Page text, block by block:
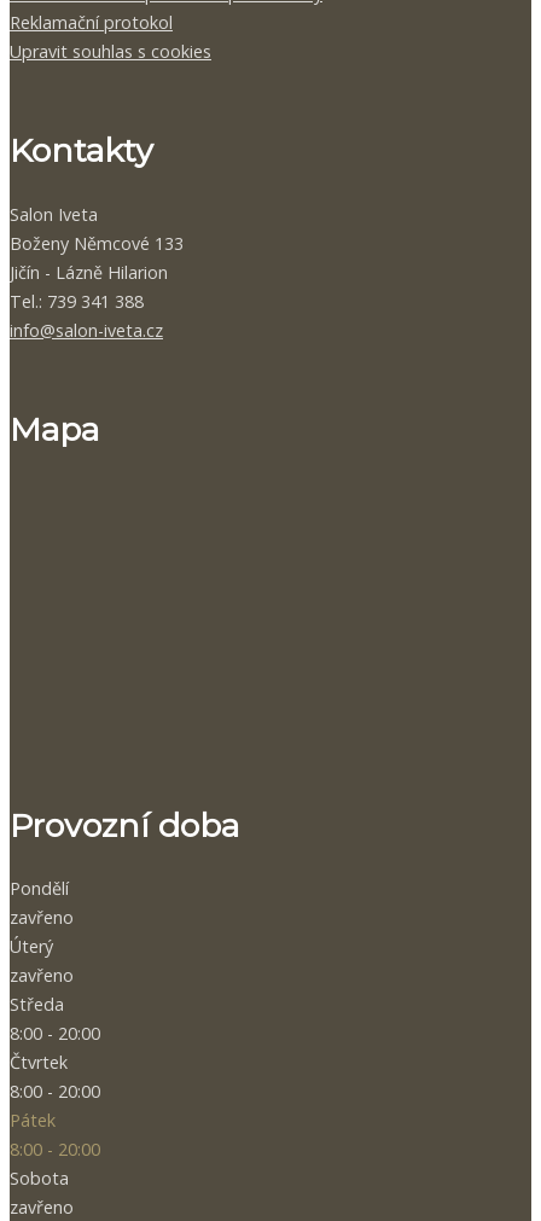
Reklamační protokol
Upravit souhlas s cookies
Kontakty
Salon Iveta
Boženy Němcové 133
Jičín - Lázně Hilarion
Tel.: 739 341 388
info@salon-iveta.cz
Mapa
Provozní doba
Pondělí
zavřeno
Úterý
zavřeno
Středa
8:00 - 20:00
Čtvrtek
8:00 - 20:00
Pátek
8:00 - 20:00
Sobota
zavřeno